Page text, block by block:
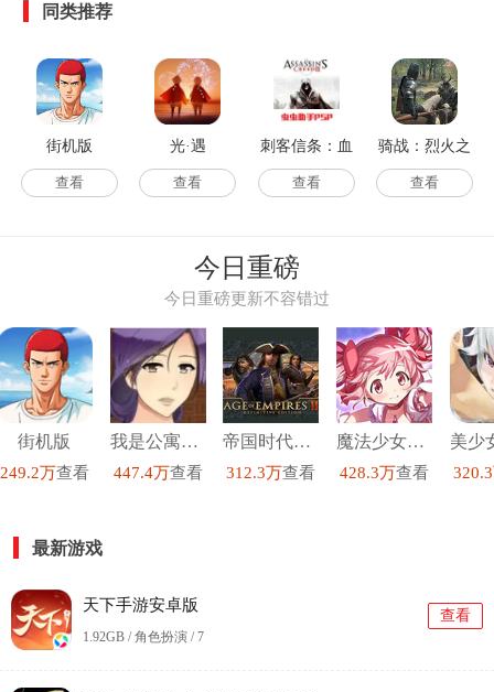
同类推荐
街机版
查看
光·遇
查看
刺客信条：血
统汉化版
查看
骑战：烈火之
剑
查看
今日重磅
今日重磅更新不容错过
街机版
249.2万查看
我是公寓管理员汉化版
447.4万查看
帝国时代3手机版
312.3万查看
魔法少女小圆手机版
428.3万查看
最新游戏
天下手游安卓版
1.92GB / 角色扮演 /7
查看